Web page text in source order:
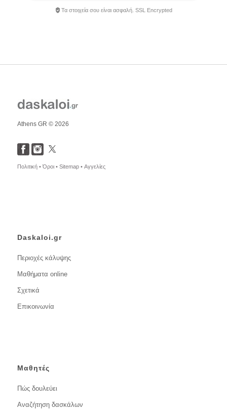
Τα στοιχεία σου είναι ασφαλή. SSL Encrypted
Athens GR © 2026
Πολιτική •Όροι • Sitemap • Αγγελίες
Daskaloi.gr
Περιοχές κάλυψης
Μαθήματα online
Σχετικά
Επικοινωνία
Μαθητές
Πώς δουλεύει
Αναζήτηση δασκάλων